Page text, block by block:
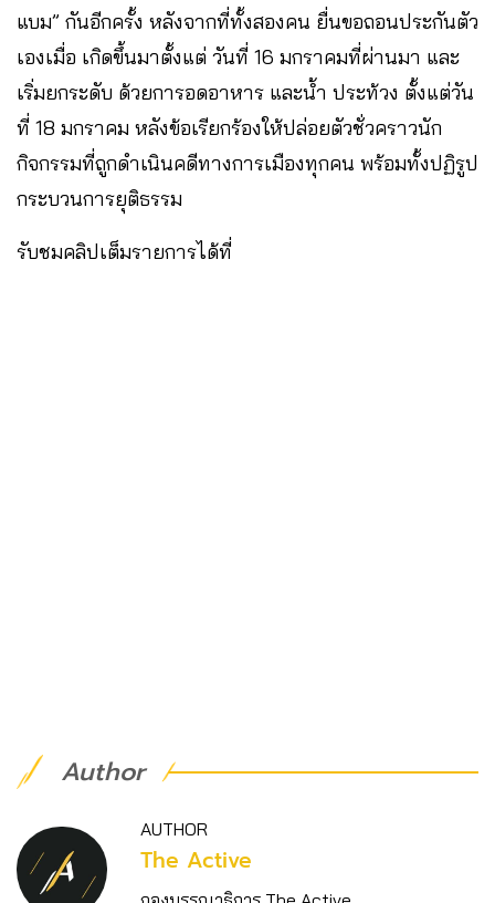
แบม” กันอีกครั้ง หลังจากที่ทั้งสองคน ยื่นขอถอนประกันตัว
เองเมื่อ เกิดขึ้นมาตั้งแต่ วันที่ 16 มกราคมที่ผ่านมา และ
เริ่มยกระดับ ด้วยการอดอาหาร และน้ำ ประท้วง ตั้งแต่วัน
ที่ 18 มกราคม หลังข้อเรียกร้องให้ปล่อยตัวชั่วคราวนัก
กิจกรรมที่ถูกดำเนินคดีทางการเมืองทุกคน พร้อมทั้งปฏิรูป
กระบวนการยุติธรรม
รับชมคลิปเต็มรายการได้ที่
Author
AUTHOR
The Active